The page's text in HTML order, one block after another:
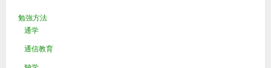
勉強方法
通学
通信教育